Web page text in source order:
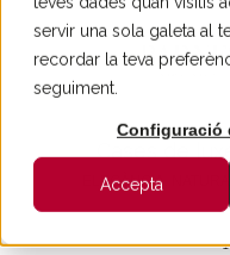
servir una sola galeta al
recordar la teva
seguiment.
Configuració
Accepta
Cases de
ELEGÀNCIA,